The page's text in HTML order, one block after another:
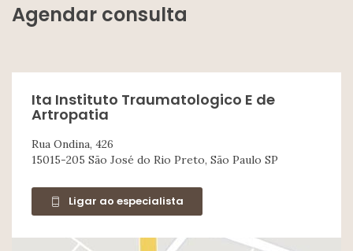
Fraturas De Estresse
Síndrome do túnel do carpo
Fraturas de metacarpos e metatarsos
Fasciíte Plantar
Dor no calcanhar e esporão de calcanhar
Agendar consulta
Ita Instituto Traumatologico E de
Artropatia
Rua Ondina, 426
15015-205 São José do Rio Preto, São Paulo SP
Ligar ao especialista